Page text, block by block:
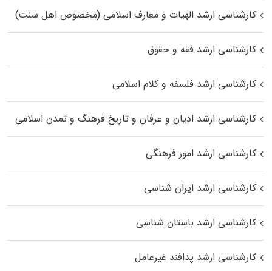
کارشناسی ارشد الهیات و معارف اسلامی (مخصوص اهل سنت)
کارشناسی ارشد فقه و حقوق
کارشناسی ارشد فلسفه و کلام اسلامی
کارشناسی ارشد ادیان و عرفان و تاریخ فرهنگ و تمدن اسلامی
کارشناسی ارشد امور فرهنگی
کارشناسی ارشد ایران شناسی
کارشناسی ارشد باستان شناسی
کارشناسی ارشد پدافند غیرعامل